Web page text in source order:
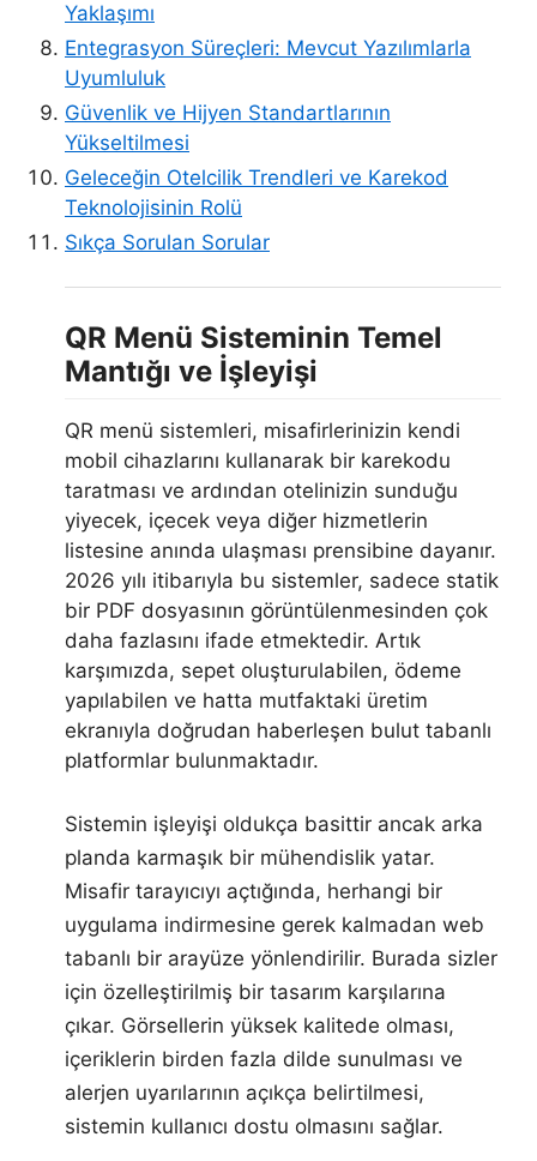
Yaklaşımı
Entegrasyon Süreçleri: Mevcut Yazılımlarla
Uyumluluk
Güvenlik ve Hijyen Standartlarının
Yükseltilmesi
Geleceğin Otelcilik Trendleri ve Karekod
Teknolojisinin Rolü
Sıkça Sorulan Sorular
QR Menü Sisteminin Temel
Mantığı ve İşleyişi
QR menü sistemleri, misafirlerinizin kendi
mobil cihazlarını kullanarak bir karekodu
taratması ve ardından otelinizin sunduğu
yiyecek, içecek veya diğer hizmetlerin
listesine anında ulaşması prensibine dayanır.
2026 yılı itibarıyla bu sistemler, sadece statik
bir PDF dosyasının görüntülenmesinden çok
daha fazlasını ifade etmektedir. Artık
karşımızda, sepet oluşturulabilen, ödeme
yapılabilen ve hatta mutfaktaki üretim
ekranıyla doğrudan haberleşen bulut tabanlı
platformlar bulunmaktadır.
Sistemin işleyişi oldukça basittir ancak arka
planda karmaşık bir mühendislik yatar.
Misafir tarayıcıyı açtığında, herhangi bir
uygulama indirmesine gerek kalmadan web
tabanlı bir arayüze yönlendirilir. Burada sizler
için özelleştirilmiş bir tasarım karşılarına
çıkar. Görsellerin yüksek kalitede olması,
içeriklerin birden fazla dilde sunulması ve
alerjen uyarılarının açıkça belirtilmesi,
sistemin kullanıcı dostu olmasını sağlar.